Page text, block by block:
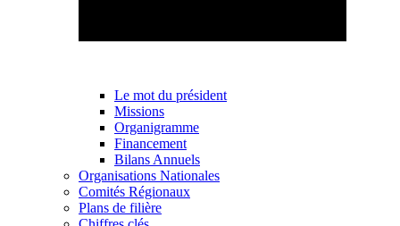
Le mot du président
Missions
Organigramme
Financement
Bilans Annuels
Organisations Nationales
Comités Régionaux
Plans de filière